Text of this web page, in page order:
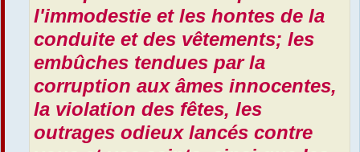
l'immodestie et les hontes de la
conduite et des vêtements; les
embûches tendues par la
corruption aux âmes innocentes,
la violation des fêtes, les
outrages odieux lancés contre